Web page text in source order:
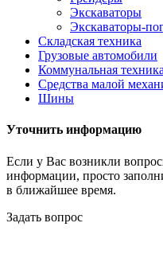
Экскаваторы
Экскаваторы-
Складская техника
Грузовые автомобили
Коммунальная техника
Средства малой
Шины
Уточнить информацию
Если у Вас возникли
информации, просто
в ближайшее время.
Задать вопрос